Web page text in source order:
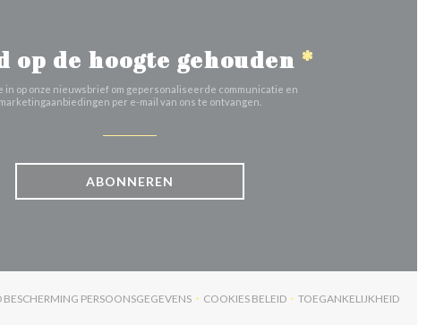
op de hoogte gehouden *
in op onze nieuwsbrief om gepersonaliseerde communicatie en
marketingaanbiedingen per e-mail van ons te ontvangen.
ABONNEREN
VENSTER))
BESCHERMING PERSOONSGEGEVENS
((OPENT IN EEN NIEUW VENSTER))
COOKIES BELEID
((OPENT IN EEN NIEUW VENSTER))
TOEGANKELIJKHEID
((OPENT IN EEN